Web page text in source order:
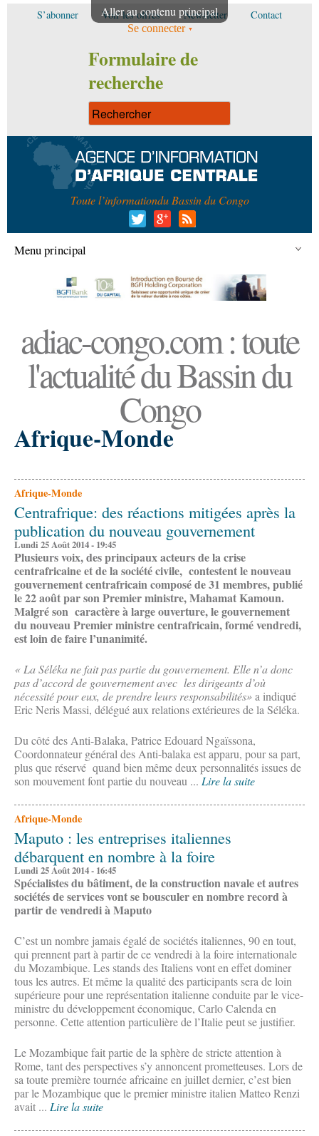
Aller au contenu principal
S’abonner Voir les offres Newsletter Contact
Se connecter
Formulaire de
recherche
Toute l’informationdu Bassin du Congo
Menu principal
adiac-congo.com : toute
l'actualité du Bassin du
Congo
Afrique-Monde
Afrique-Monde
Centrafrique: des réactions mitigées après la
publication du nouveau gouvernement
Lundi 25 Août 2014 - 19:45
Plusieurs voix, des principaux acteurs de la crise
centrafricaine et de la société civile, contestent le nouveau
gouvernement centrafricain composé de 31 membres, publié
le 22 août par son Premier ministre, Mahamat Kamoun.
Malgré son caractère à large ouverture, le gouvernement
du nouveau Premier ministre centrafricain, formé vendredi,
est loin de faire l’unanimité.
« La Séléka ne fait pas partie du gouvernement. Elle n’a donc
pas d’accord de gouvernement avec les dirigeants d’où
nécessité pour eux, de prendre leurs responsabilités»a indiqué
Eric Neris Massi, délégué aux relations extérieures de la Séléka.
Du côté des Anti-Balaka, Patrice Edouard Ngaïssona,
Coordonnateur général des Anti-balaka est apparu, pour sa part,
plus que réservé quand bien même deux personnalités issues de
son mouvement font partie du nouveau ... Lire la suite
Afrique-Monde
Maputo : les entreprises italiennes
débarquent en nombre à la foire
Lundi 25 Août 2014 - 16:45
Spécialistes du bâtiment, de la construction navale et autres
sociétés de services vont se bousculer en nombre record à
partir de vendredi à Maputo
C’est un nombre jamais égalé de sociétés italiennes, 90 en tout,
qui prennent part à partir de ce vendredi à la foire internationale
du Mozambique. Les stands des Italiens vont en effet dominer
tous les autres. Et même la qualité des participants sera de loin
supérieure pour une représentation italienne conduite par le vice-
ministre du développement économique, Carlo Calenda en
personne. Cette attention particulière de l’Italie peut se justifier.
Le Mozambique fait partie de la sphère de stricte attention à
Rome, tant des perspectives s’y annoncent prometteuses. Lors de
sa toute première tournée africaine en juillet dernier, c’est bien
par le Mozambique que le premier ministre italien Matteo Renzi
avait ... Lire la suite